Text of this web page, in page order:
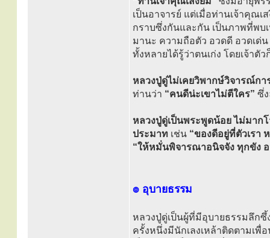
เป็นอาจารย์ แต่เมื่อท่านเจ้าคุณเ
กราบซึ่งกันและกัน เป็นภาพที่พบ
มานะ ความถือตัว อวดดี อวดเด่
ทั้งหลายได้รู้ว่าตนเก่ง โดยเจ้าตั
หลวงปู่ดู่ไม่เคยวิพากษ์วิจารณ์ก
ท่านว่า “คนดีน่ะเขาไม่ตีใคร” ซึ่
หลวงปู่ดู่เป็นพระพูดน้อย ไม่มาก
ประมาท เช่น “ของดีอยู่ที่ตัวเรา
“ให้หมั่นพิจารณาอนิจจัง ทุกขัง
๏ อุบายธรรม
หลวงปู่ดู่เป็นผู้ที่มีอุบายธรรมลึกซึ้
ครั้งหนึ่งมีนักเลงเหล้าติดตามเ